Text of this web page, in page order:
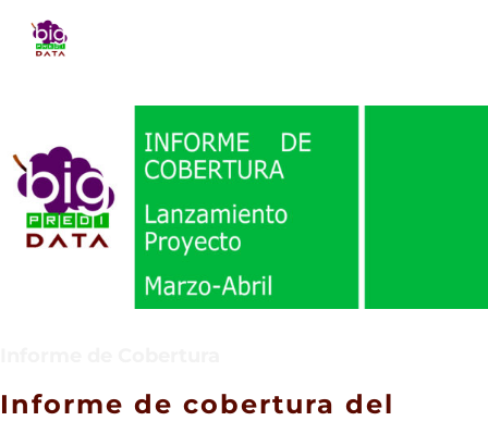
Saltar
PROYECTO
CONSORCIO
Informe de cobertura del